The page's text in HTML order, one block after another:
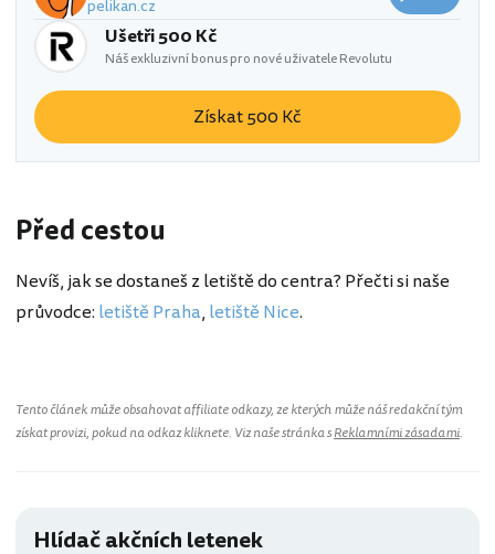
pelikan.cz
Ušetři 500 Kč
Náš exkluzivní bonus pro nové uživatele Revolutu
Získat 500 Kč
Před cestou
Nevíš, jak se dostaneš z letiště do centra? Přečti si naše
průvodce: letiště Praha, letiště Nice.
Tento článek může obsahovat affiliate odkazy, ze kterých může náš redakční tým
získat provizi, pokud na odkaz kliknete. Viz naše stránka sReklamními zásadami.
Hlídač akčních letenek